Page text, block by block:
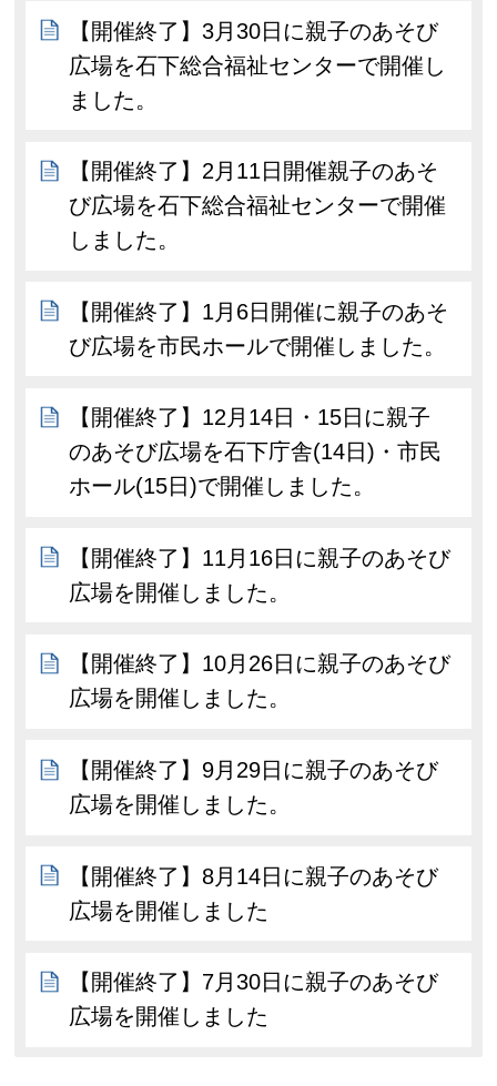
【開催終了】3月30日に親子のあそび
広場を石下総合福祉センターで開催し
ました。
【開催終了】2月11日開催親子のあそ
び広場を石下総合福祉センターで開催
しました。
【開催終了】1月6日開催に親子のあそ
び広場を市民ホールで開催しました。
【開催終了】12月14日・15日に親子
のあそび広場を石下庁舎(14日)・市民
ホール(15日)で開催しました。
【開催終了】11月16日に親子のあそび
広場を開催しました。
【開催終了】10月26日に親子のあそび
広場を開催しました。
【開催終了】9月29日に親子のあそび
広場を開催しました。
【開催終了】8月14日に親子のあそび
広場を開催しました
【開催終了】7月30日に親子のあそび
広場を開催しました